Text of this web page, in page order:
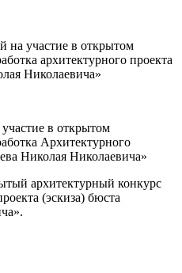
на участие в открытом
архитектурного проекта
Николаевича»
в открытом
Архитектурного
Николая Николаевича»
архитектурный конкурс
(эскиза) бюста